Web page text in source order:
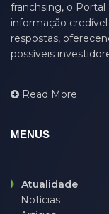
design (6)
designer
django
eğitim
employer
franchsing, o
informação
respostas,
possíveis
Read More
MENUS
Atualidade
Notícias